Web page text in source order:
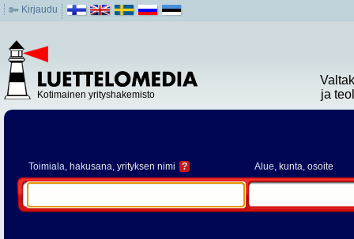
Kirjaudu
Kotimainen yrityshakemisto
ja
Toimiala, hakusana, yrityksen nimi ? Alue, kunta, osoite